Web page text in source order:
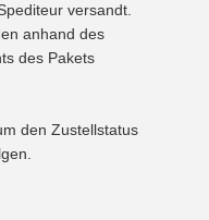
versandt.
anhand des
des Pakets
den Zustellstatus